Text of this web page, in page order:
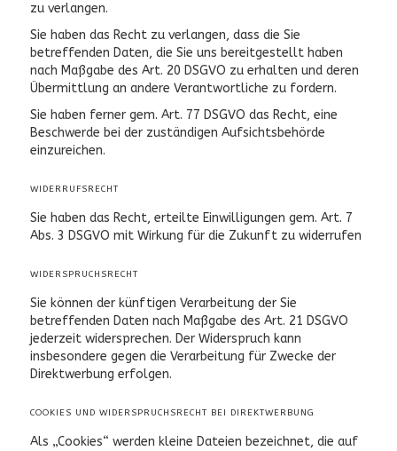
zu verlangen.
Sie haben das Recht zu verlangen, dass die Sie
betreffenden Daten, die Sie uns bereitgestellt haben
nach Maßgabe des Art. 20 DSGVO zu erhalten und deren
Übermittlung an andere Verantwortliche zu fordern.
Sie haben ferner gem. Art. 77 DSGVO das Recht, eine
Beschwerde bei der zuständigen Aufsichtsbehörde
einzureichen.
WIDERRUFSRECHT
Sie haben das Recht, erteilte Einwilligungen gem. Art. 7
Abs. 3 DSGVO mit Wirkung für die Zukunft zu widerrufen
WIDERSPRUCHSRECHT
Sie können der künftigen Verarbeitung der Sie
betreffenden Daten nach Maßgabe des Art. 21 DSGVO
jederzeit widersprechen. Der Widerspruch kann
insbesondere gegen die Verarbeitung für Zwecke der
Direktwerbung erfolgen.
COOKIES UND WIDERSPRUCHSRECHT BEI DIREKTWERBUNG
Als „Cookies“ werden kleine Dateien bezeichnet, die auf